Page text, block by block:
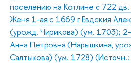
поселению на Котлине с 722
Женя 1-ая с 1669 г Евдокия
(урожд. Чирикова) (ум. 1703);
Анна Петровна (Нарышкина,
Салтыкова) (ум. 1728) (Источн.: